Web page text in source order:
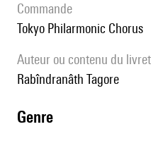
Commande
Tokyo Philarmonic Chorus
Auteur ou contenu du livret
Rabîndranâth Tagore
genre